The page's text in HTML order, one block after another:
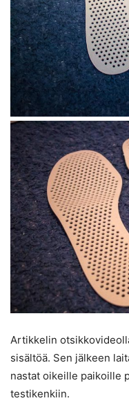
Artikkelin
sisältöä. Sen jälkeen
nastat oikeille paikoille
testikenkiin.